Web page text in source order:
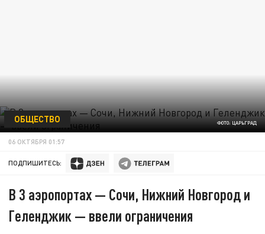
ФОТО: ЦАРЬГРАД
ОБЩЕСТВО
06 ОКТЯБРЯ 01:57
ПОДПИШИТЕСЬ:
В 3 аэропортах — Сочи, Нижний Новгород и
Геленджик — ввели ограничения